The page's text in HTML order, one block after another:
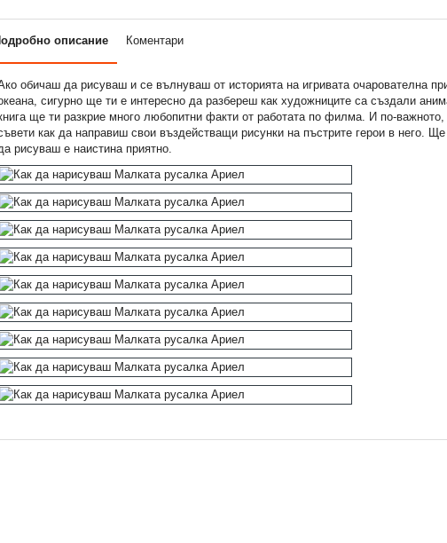
описание Коментари
обичаш да рисуваш и се вълнуваш от историята на игривата очарователна
сигурно ще ти е интересно да разбереш как художниците са създали
ще ти разкрие много любопитни факти от работата по филма. И по-
как да направиш свои въздействащи рисунки на пъстрите герои в него.
рисуваш е наистина приятно.